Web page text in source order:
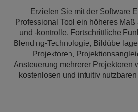
Erzielen Sie mit der Software
Professional Tool ein höheres
und -kontrolle. Fortschrittliche
Blending-Technologie,
Projektoren,
Ansteuerung mehrerer Projektoren
kostenlosen und intuitiv